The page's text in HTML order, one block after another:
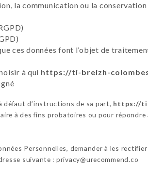
la communication ou la
ces données font l’objet de
à qui https://ti-breizh-
défaut d’instructions de sa part, https://
à des fins probatoires ou pour
Personnelles, demander à les rectifier
suivante : privacy@urecommend.co